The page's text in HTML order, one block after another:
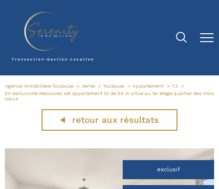
Agence immobilière Toulouse Vente Toulouse Appartement
T3
En exclusivite decouvrez cet appartement t3 de 59 m situe au 1er etage quartier des trois
cocus
retour aux résultats
exclusif